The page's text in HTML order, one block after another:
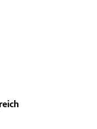
S, TEILGEW. 4,0xL